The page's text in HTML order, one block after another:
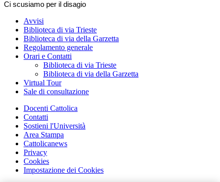
Ci scusiamo per il disagio
Avvisi
Biblioteca di via Trieste
Biblioteca di via della Garzetta
Regolamento generale
Orari e Contatti
Biblioteca di via Trieste
Biblioteca di via della Garzetta
Virtual Tour
Sale di consultazione
Docenti Cattolica
Contatti
Sostieni l'Università
Area Stampa
Cattolicanews
Privacy
Cookies
Impostazione dei Cookies